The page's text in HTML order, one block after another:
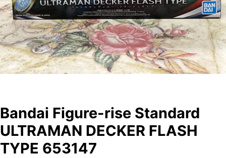
Bandai Figure-rise Standard
ULTRAMAN DECKER FLASH
TYPE 653147